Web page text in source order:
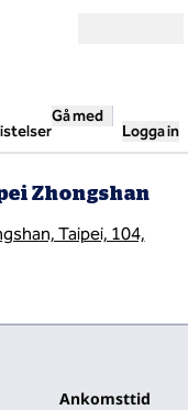
Gå med
Logga in
Zhongshan
Taipei, 104,
Ankomsttid